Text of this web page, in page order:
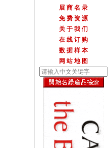
展 商 名 录
免 费 资 源
关 于 我 们
在 线 订 购
数 据 样 本
网 站 地 图